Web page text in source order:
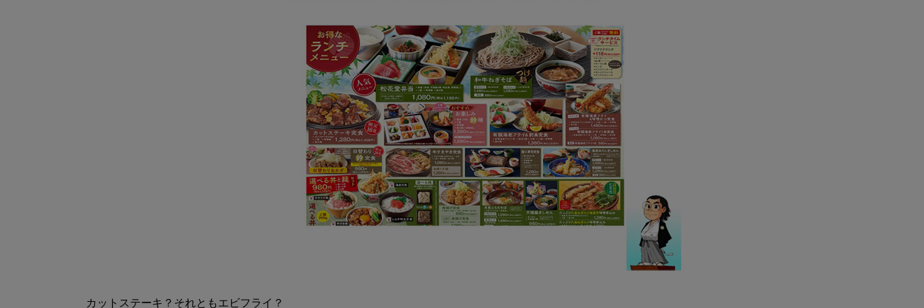
カットステーキ？それともエビフライ？